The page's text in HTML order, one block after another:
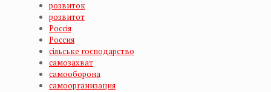
розвиток
розвитот
Россія
Россия
сільське господарство
самозахват
самооборона
самоорганизация